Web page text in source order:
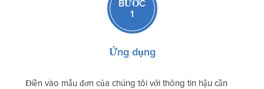
BƯỚC
1
Ứng dụng
Điền vào mẫu đơn của chúng tôi với thông tin hậu cần